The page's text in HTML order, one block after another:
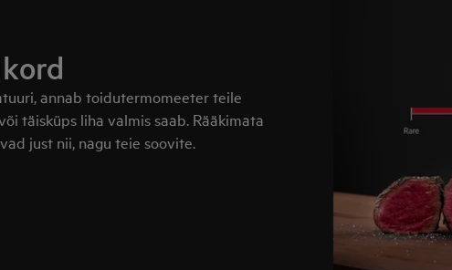
annab toidutermomeeter teile
täisküps liha valmis saab. Rääkimata
just nii, nagu teie soovite.